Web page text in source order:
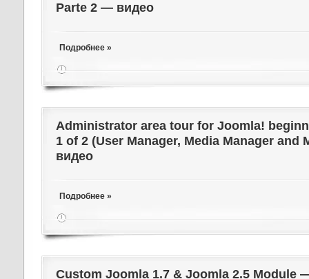
Parte 2 — видео
Подробнее »
Administrator area tour for Joomla!
1 of 2 (User Manager, Media Manager and
видео
Подробнее »
Custom Joomla 1.7 & Joomla 2.5 Module